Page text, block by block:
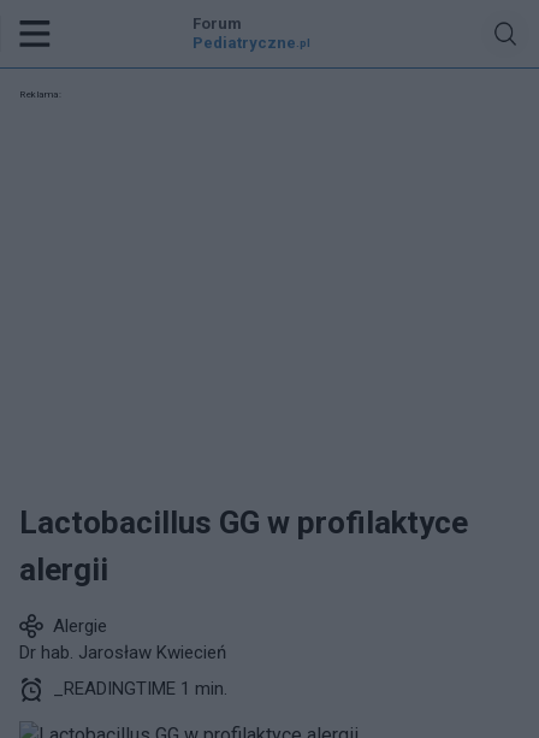
Forum
Pediatryczne .pl
Reklama:
Lactobacillus GG w profilaktyce
alergii
Alergie
Dr hab. Jarosław Kwiecień
_READINGTIME 1 min.